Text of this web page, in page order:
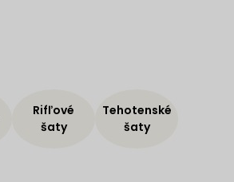
Rifľové
šaty
Tehotenské
šaty